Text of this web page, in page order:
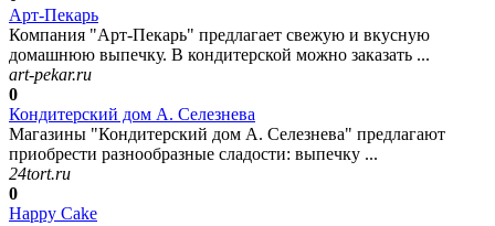
Арт-Пекарь
Компания "Арт-Пекарь" предлагает свежую и вкусную
домашнюю выпечку. В кондитерской можно заказать ...
art-pekar.ru
0
Кондитерский дом А. Селезнева
Магазины "Кондитерский дом А. Селезнева" предлагают
приобрести разнообразные сладости: выпечку ...
24tort.ru
0
Happy Cake